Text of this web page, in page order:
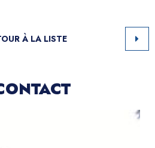
À LA LISTE